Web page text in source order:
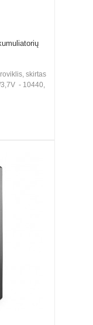
skirtas
- 10440,